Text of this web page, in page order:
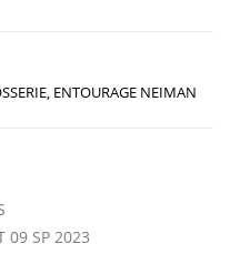
ENTOURAGE NEIMAN
09 SP 2023